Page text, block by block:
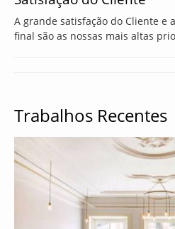
A grande satisfação do Cliente
final são as nossas mais altas
Trabalhos Recentes